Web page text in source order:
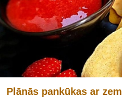
Plānās pankūkas ar